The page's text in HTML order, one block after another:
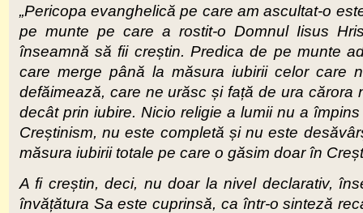
„Pericopa evanghelică pe care am ascultat-o
pe munte pe care a rostit-o Domnul Iisus
înseamnă să fii creștin. Predica de pe munte
care merge până la măsura iubirii celor care
defăimează, care ne urăsc și față de ura
decât prin iubire. Nicio religie a lumii nu a
Creștinism, nu este completă și nu este
măsura iubirii totale pe care o găsim doar în
A fi creștin, deci, nu doar la nivel declarativ,
învățătura Sa este cuprinsă, ca într-o sinteză